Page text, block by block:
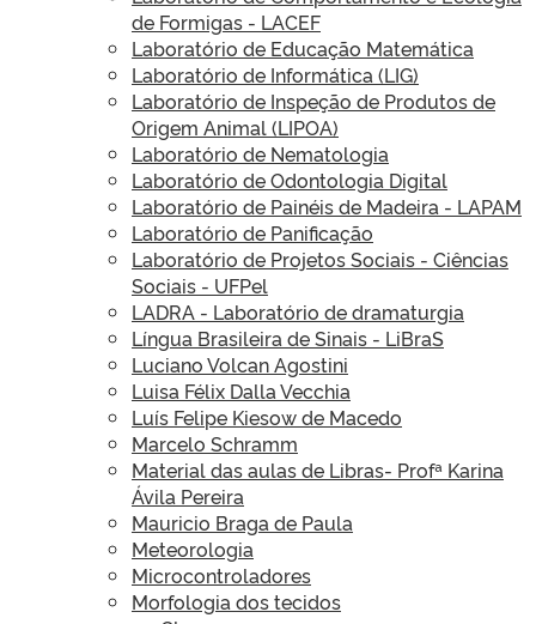
de Formigas - LACEF
Laboratório de Educação Matemática
Laboratório de Informática (LIG)
Laboratório de Inspeção de Produtos de
Origem Animal (LIPOA)
Laboratório de Nematologia
Laboratório de Odontologia Digital
Laboratório de Painéis de Madeira - LAPAM
Laboratório de Panificação
Laboratório de Projetos Sociais - Ciências
Sociais - UFPel
LADRA - Laboratório de dramaturgia
Língua Brasileira de Sinais - LiBraS
Luciano Volcan Agostini
Luisa Félix Dalla Vecchia
Luís Felipe Kiesow de Macedo
Marcelo Schramm
Material das aulas de Libras- Profª Karina
Ávila Pereira
Mauricio Braga de Paula
Meteorologia
Microcontroladores
Morfologia dos tecidos